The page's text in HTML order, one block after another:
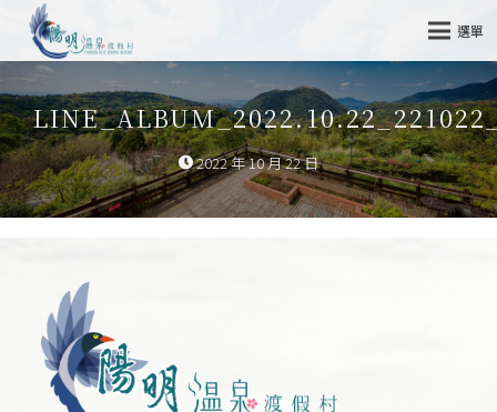
選單
2022 年 10 月 22 日